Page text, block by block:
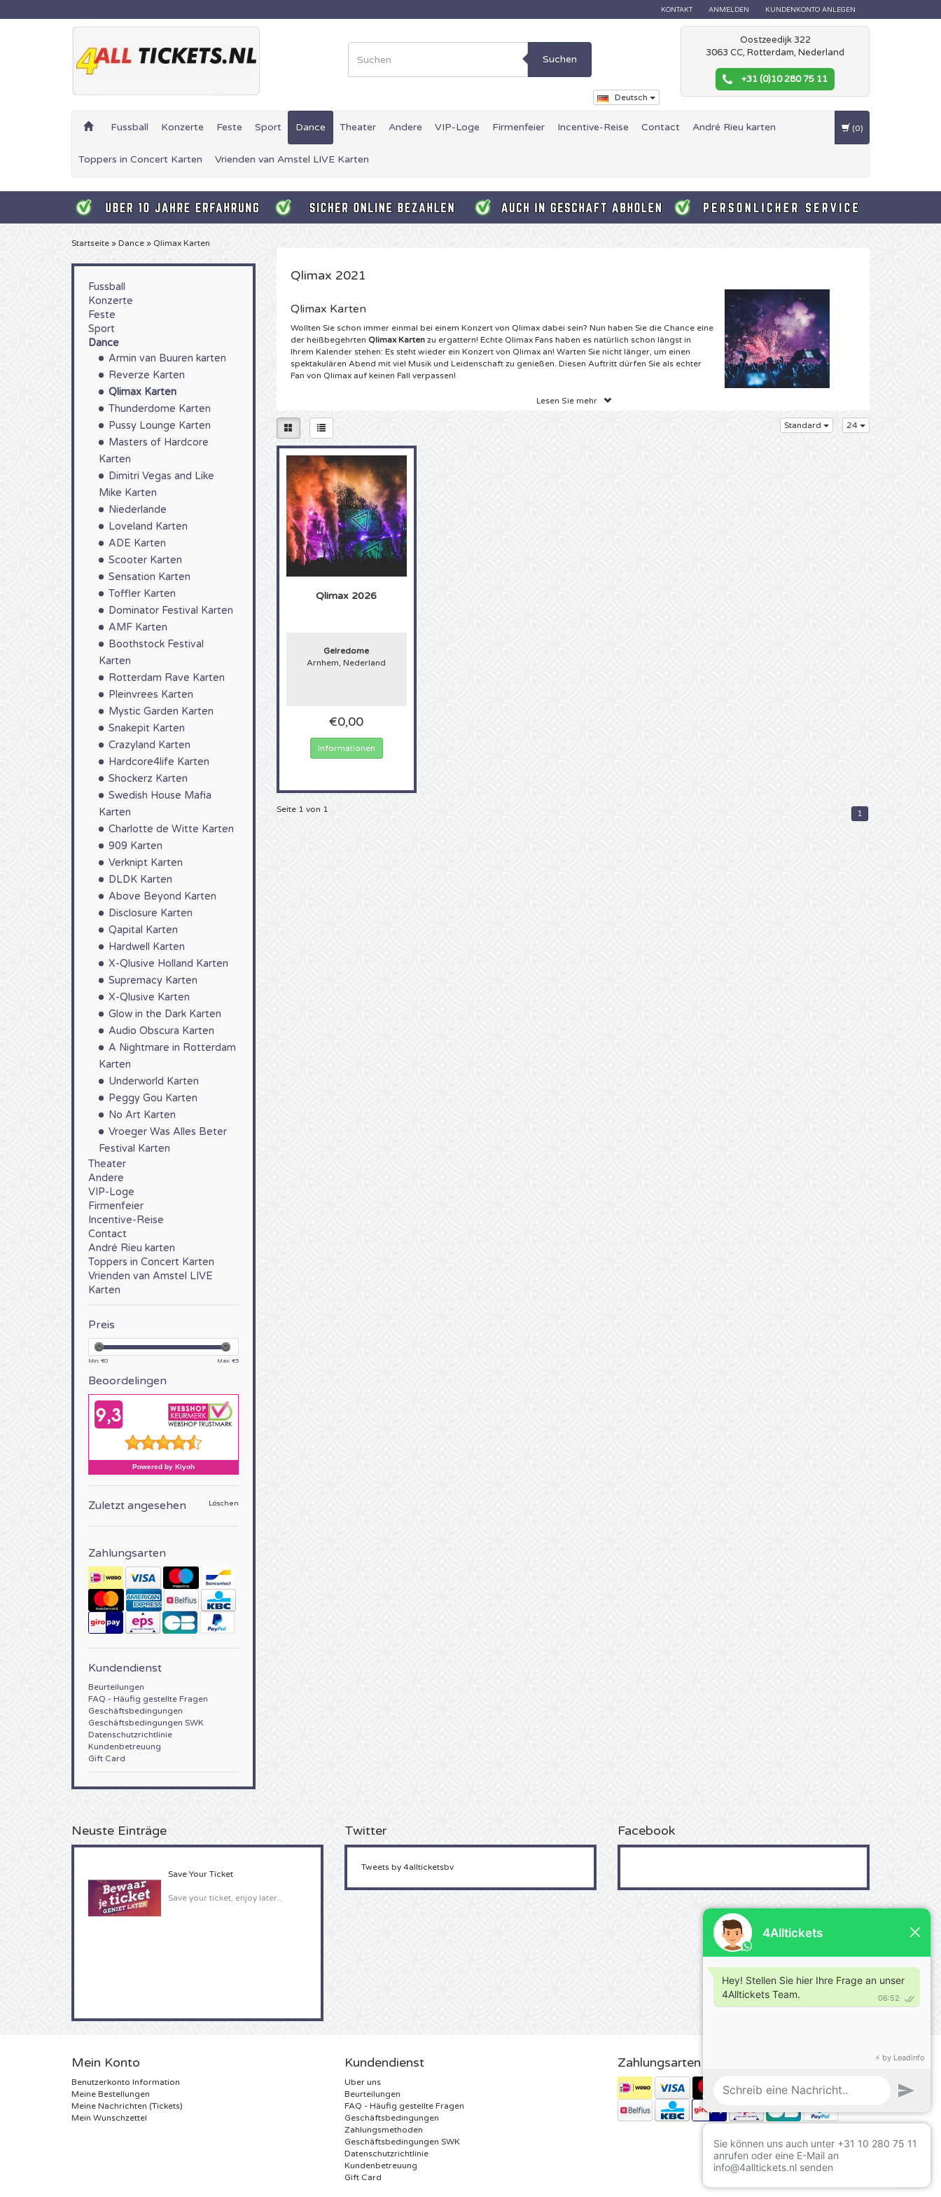
KONTAKT ANMELDEN KUNDENKONTO ANLEGEN
Suchen
Deutsch
Oostzeedijk 322
3063 CC, Rotterdam, Nederland
+31 (0)10 280 75 11
Fussball Konzerte Feste Sport Dance Theater Andere VIP-Loge Firmenfeier Incentive-Reise Contact André Rieu karten
Toppers in Concert Karten Vrienden van Amstel LIVE Karten
(0)
Startseite » Dance » Qlimax Karten
Fussball
Konzerte
Feste
Sport
Dance
Armin van Buuren karten
Reverze Karten
Qlimax Karten
Thunderdome Karten
Pussy Lounge Karten
Masters of Hardcore
Karten
Dimitri Vegas and Like
Mike Karten
Niederlande
Loveland Karten
ADE Karten
Scooter Karten
Sensation Karten
Toffler Karten
Dominator Festival Karten
AMF Karten
Boothstock Festival
Karten
Rotterdam Rave Karten
Pleinvrees Karten
Mystic Garden Karten
Snakepit Karten
Crazyland Karten
Hardcore4life Karten
Shockerz Karten
Swedish House Mafia
Karten
Charlotte de Witte Karten
909 Karten
Verknipt Karten
DLDK Karten
Above Beyond Karten
Disclosure Karten
Qapital Karten
Hardwell Karten
X-Qlusive Holland Karten
Supremacy Karten
X-Qlusive Karten
Glow in the Dark Karten
Audio Obscura Karten
A Nightmare in Rotterdam
Karten
Underworld Karten
Peggy Gou Karten
No Art Karten
Vroeger Was Alles Beter
Festival Karten
Theater
Andere
VIP-Loge
Firmenfeier
Incentive-Reise
Contact
André Rieu karten
Toppers in Concert Karten
Vrienden van Amstel LIVE
Karten
Preis
Min: €0 Max: €5
Beoordelingen
Zuletzt angesehen Löschen
Zahlungsarten
Kundendienst
Beurteilungen
FAQ - Häufig gestellte Fragen
Geschäftsbedingungen
Geschäftsbedingungen SWK
Datenschutzrichtlinie
Kundenbetreuung
Gift Card
Qlimax 2021
Qlimax Karten
Wollten Sie schon immer einmal bei einem Konzert von Qlimax dabei sein? Nun haben Sie die Chance eine
der heißbegehrten Qlimax Kartenzu ergattern! Echte Qlimax Fans haben es natürlich schon längst in
Ihrem Kalender stehen: Es steht wieder ein Konzert von Qlimax an! Warten Sie nicht länger, um einen
spektakulären Abend mit viel Musik und Leidenschaft zu genießen. Diesen Auftritt dürfen Sie als echter
Fan von Qlimax auf keinen Fall verpassen!
Sie haben DIE Website für Eintrittskarten im Internet gefunden! Für die besten Qlimax Karten sind Sie bei
4Alltickets an der richtigen Adresse. Echte Qlimax Fans können die nächsten Konzerte kaum abwarten.
Wir haben gute Neuigkeiten für Sie! Es sind wieder Konzerte von Qlimax geplant! Sie können jetzt eins
dieser Qlimax Konzerte besuchen. Wählen Sie aus unserem breiten Angebot die gewünschten Qlimax
Tickets aus und bestellen Sie bequem online. Sie wollten schon immer mal live die bekannten Melodien
von Qlimax mitsingen? Jetzt ist Ihre Chance! Mit den
schon anfangen zu üben, denn bei uns bestellen Sie sicher und einfach direkt von Zuhause aus. Im
Handumdrehen bekommen Sie Ihre gewünschten Tickets dann per Express-Zustellung nach Hause
geliefert. Warten Sie nicht länger, sondern bestellen Sie jetzt Ihre Qlimax Karten beim Ticketspezialist
4Alltickets!
Qlimax Festival Tickets
haben es hier mit einem echten Fan von Qlimax zu tun! Ist es schon immer Ihr Traum gewesen Qlimax
lange für Qlimax Tickets anzustehen, Sie haben keine zusätzlichen Telefonkosten auf Ihrer Rechnung, weil
Sie mal wieder ewig in Warteschleifen hängen. Bei uns bestellen Sie bequem online, und können sich
Lesen Sie mehr
Standard 24
Qlimax 2026
Gelredome
Arnhem, Nederland
€0,00
Informationen
Seite 1 von 1 1
Neuste Einträge
Save Your Ticket
Save your ticket, enjoy later..
Twitter
Tweets by 4allticketsbv
Facebook
Mein Konto
Benutzerkonto Information
Meine Bestellungen
Meine Nachrichten (Tickets)
Mein Wunschzettel
Kundendienst
Uber uns
Beurteilungen
FAQ - Häufig gestellte Fragen
Geschäftsbedingungen
Zahlungsmethoden
Geschäftsbedingungen SWK
Datenschutzrichtlinie
Kundenbetreuung
Gift Card
Zahlungsarten